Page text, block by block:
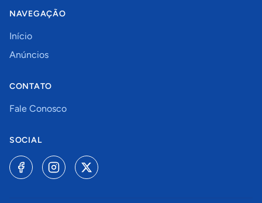
NAVEGAÇÃO
Início
Anúncios
CONTATO
Fale Conosco
SOCIAL